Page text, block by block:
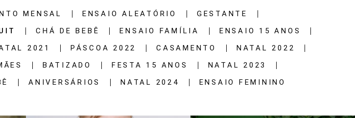
MENSAL ENSAIO ALEATÓRIO
GESTANTE
CHÁ DE BEBÊ ENSAIO FAMÍLIA
ENSAIO 15 ANOS
2021 PÁSCOA 2022 CASAMENTO
NATAL 2022
BATIZADO FESTA 15 ANOS
NATAL 2023
ANIVERSÁRIOS NATAL 2024 ENSAIO FEMININO